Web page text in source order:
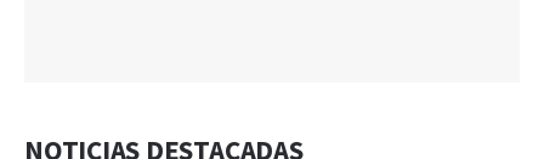
NOTICIAS DESTACADAS